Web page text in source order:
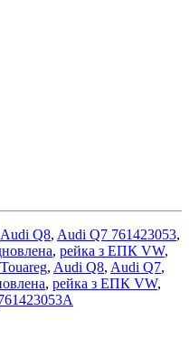
Audi Q8, Audi Q7 761423053,
, рейка з ЕПК VW,
, Audi Q8, Audi Q7,
, рейка з ЕПК VW,